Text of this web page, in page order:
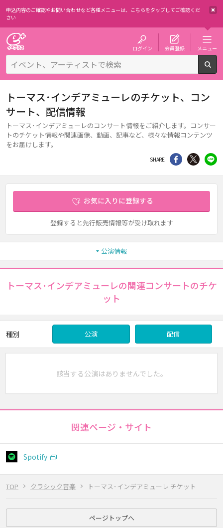
申込内容のご確認やお問い合わせなど各種メニューは、 こちらをタップしてご確認くだ
さい
ログイン 会員登録 メニュー
TOP クラシック音楽 トーマス･インデアミューレ チケット
トーマス･インデアミューレのチケット、コン
サート、配信情報
トーマス･インデアミューレのコンサート情報をご紹介します。コンサー
トのチケット情報や関連画像、動画、記事など、様々な情報コンテンツ
をお届けします。
SHARE シェア Twitter
お気に入りに登録する
登録すると先行販売情報等が受け取れます
公演情報
トーマス･インデアミューレの関連コンサートのチケ
ット
種別 公演 配信
該当する公演はありませんでした。
関連ページ・サイト
Spotify
ページトップへ